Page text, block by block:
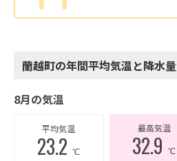
蘭越町の年間平均気温と降水量
8月の気温
平均気温
23.2℃
最高気温
32.9℃